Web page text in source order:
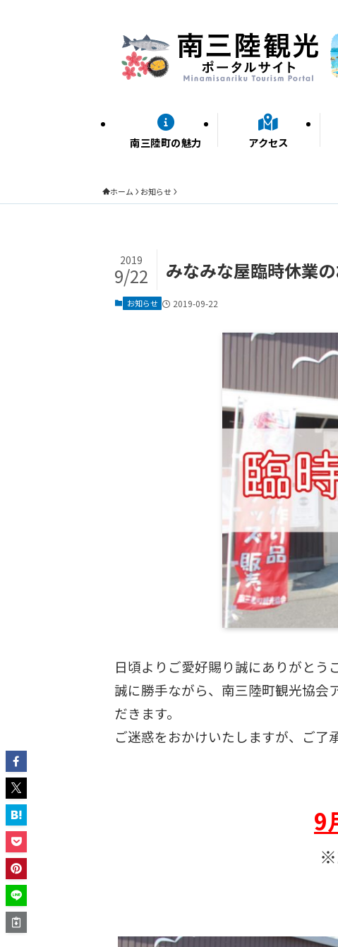
南三陸町の魅力 アクセス
ホーム お知らせ
みなみな屋臨時休業
2019
9/22
お知らせ 2019-09-22
日頃よりご愛好賜り誠にありがとう
誠に勝手ながら、南三陸町観光協会
だきます。
ご迷惑をおかけいたしますが、ご了
9